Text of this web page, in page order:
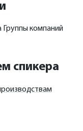
Группы компаний
спикера